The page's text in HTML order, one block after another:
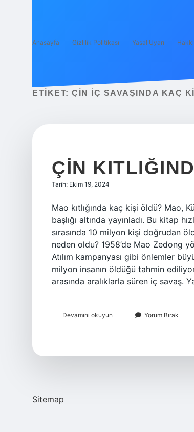
Anasayfa Gizlilik Politikası Yasal Uyarı
ETIKET: ÇIN IÇ SAVAŞINDA KAÇ
ÇIN
Tarih: Ekim 19, 2024
Mao kıtlığında kaç kişi öldü? Mao,
başlığı altında yayınladı. Bu kitap
sırasında 10 milyon kişi doğrudan
neden oldu? 1958’de Mao Zedong
Atılım kampanyası gibi önlemler
milyon insanın öldüğü tahmin
arasında aralıklarla süren iç savaş.
Devamını okuyun
Kıtlığında
Yorum Bırak
Sitemap